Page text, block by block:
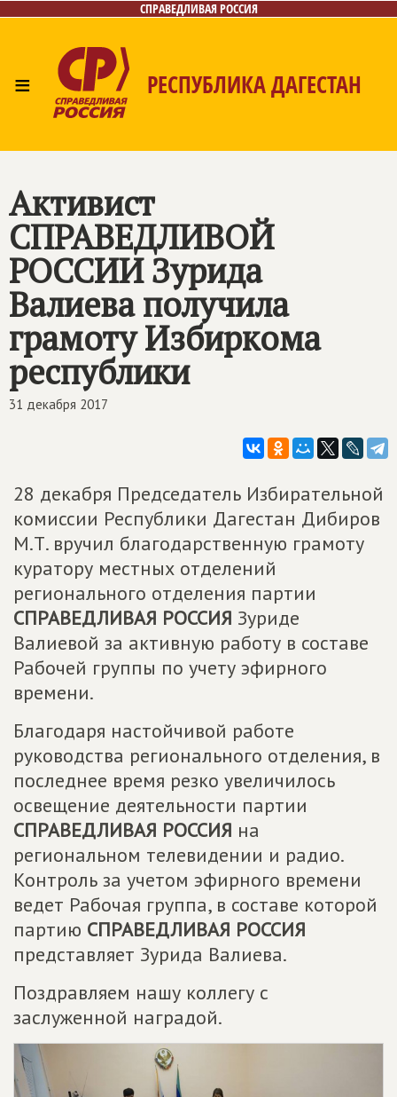
СПРАВЕДЛИВАЯ РОССИЯ
≡ РЕСПУБЛИКА ДАГЕСТАН
Активист
СПРАВЕДЛИВОЙ
РОССИИЗурида
Валиева получила
грамоту Избиркома
республики
31 декабря 2017
28 декабря Председатель Избирательной
комиссии Республики Дагестан Дибиров
М.Т. вручил благодарственную грамоту
куратору местных отделений
регионального отделения партии
СПРАВЕДЛИВАЯ РОССИЯ Зуриде
Валиевой за активную работу в составе
Рабочей группы по учету эфирного
времени.
Благодаря настойчивой работе
руководства регионального отделения, в
последнее время резко увеличилось
освещение деятельности партии
СПРАВЕДЛИВАЯ РОССИЯ на
региональном телевидении и радио.
Контроль за учетом эфирного времени
ведет Рабочая группа, в составе которой
партию СПРАВЕДЛИВАЯ РОССИЯ
представляет Зурида Валиева.
Поздравляем нашу коллегу с
заслуженной наградой.